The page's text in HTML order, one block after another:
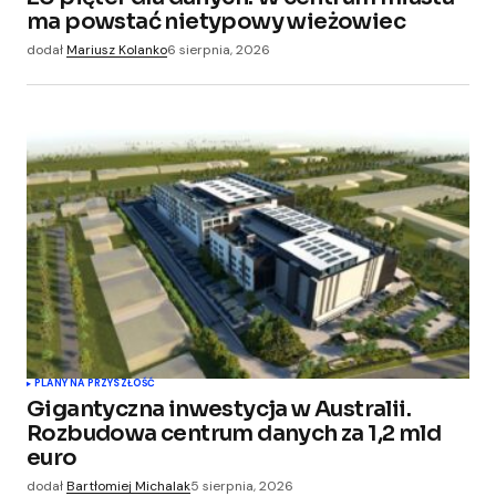
ma powstać nietypowy wieżowiec
dodałMariusz Kolanko6 sierpnia, 2026
PLANY NA PRZYSZŁOŚĆ
Gigantyczna inwestycja w Australii.
Rozbudowa centrum danych za 1,2 mld
euro
dodałBartłomiej Michalak5 sierpnia, 2026